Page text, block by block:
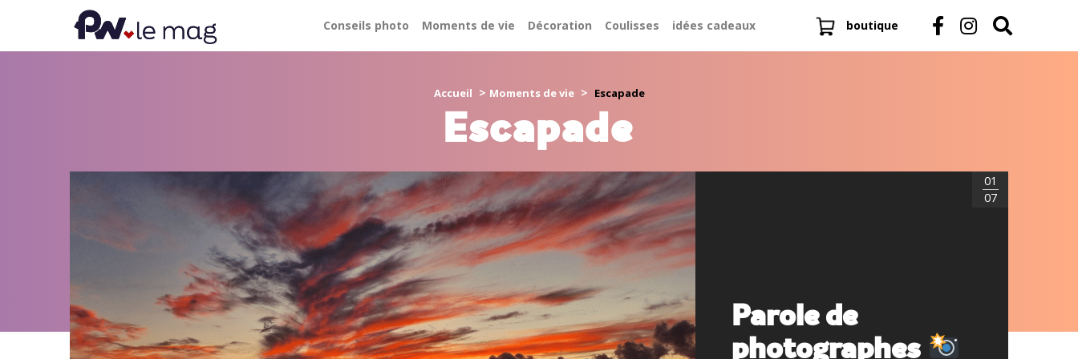
Conseils photo Moments de vie Décoration Coulisses idées cadeaux boutique
Accueil > Moments de vie > Escapade
Escapade
01
07
Parole de
photographes